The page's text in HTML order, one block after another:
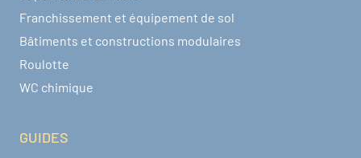
Franchissement et équipement de sol
Bâtiments et constructions modulaires
Roulotte
WC chimique
GUIDES